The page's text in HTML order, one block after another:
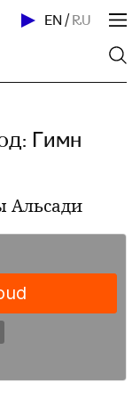
EN / RU
Гимн
Альсади